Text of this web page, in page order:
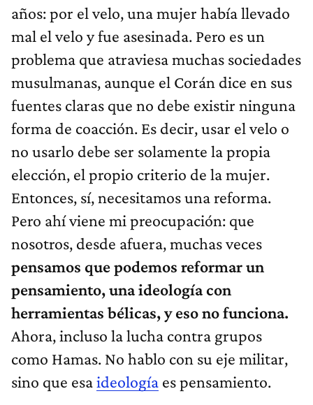
años: por el velo, una mujer había llevado
mal el velo y fue asesinada. Pero es un
problema que atraviesa muchas sociedades
musulmanas, aunque el Corán dice en sus
fuentes claras que no debe existir ninguna
forma de coacción. Es decir, usar el velo o
no usarlo debe ser solamente la propia
elección, el propio criterio de la mujer.
Entonces, sí, necesitamos una reforma.
Pero ahí viene mi preocupación: que
nosotros, desde afuera, muchas veces
pensamos que podemos reformar un
pensamiento, una ideología con
herramientas bélicas, y eso no funciona.
Ahora, incluso la lucha contra grupos
como Hamas. No hablo con su eje militar,
sino que esaideología es pensamiento.